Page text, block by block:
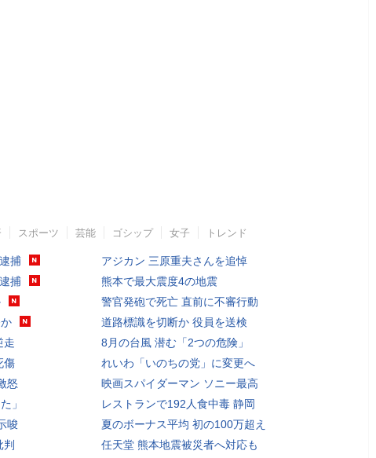
スポーツ 芸能 ゴシップ 女子 トレンド
捕
捕
走
傷
怒
」
唆
アジカン 三原重夫さんを追悼
熊本で最大震度4の地震
警官発砲で死亡 直前に不審行動
道路標識を切断か 役員を送検
8月の台風 潜む「2つの危険」
れいわ「いのちの党」に変更へ
映画スパイダーマン ソニー最高
レストランで192人食中毒 静岡
夏のボーナス平均 初の100万超え
任天堂 熊本地震被災者へ対応も